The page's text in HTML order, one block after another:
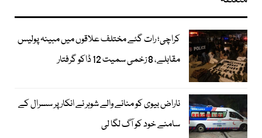
کراچی؛ رات گئے مختلف علاقوں میں مبینہ پولیس
مقابلے، 8 زخمی سمیت 12 ڈاکو گرفتار
ناراض بیوی کو منانے والے شوہر نے انکار پر سسرال کے
سامنے خود کو آگ لگا لی